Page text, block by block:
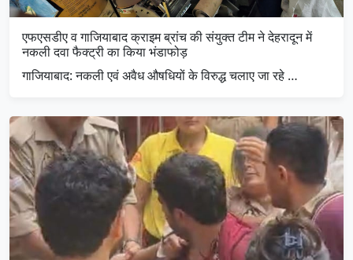
एफएसडीए व गाजियाबाद क्राइम ब्रांच की संयुक्त टीम ने देहरादून में
नकली दवा फैक्ट्री का किया भंडाफोड़
गाजियाबाद: नकली एवं अवैध औषधियों के विरुद्ध चलाए जा रहे …